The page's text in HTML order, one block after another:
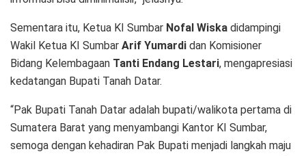
Sementara itu, Ketua KI Sumbar Nofal Wiska didampingi
Wakil Ketua KI Sumbar Arif Yumardi dan Komisioner
Bidang Kelembagaan Tanti Endang Lestari, mengapresiasi
kedatangan Bupati Tanah Datar.
“Pak Bupati Tanah Datar adalah bupati/walikota pertama di
Sumatera Barat yang menyambangi Kantor KI Sumbar,
semoga dengan kehadiran Pak Bupati menjadi langkah maju